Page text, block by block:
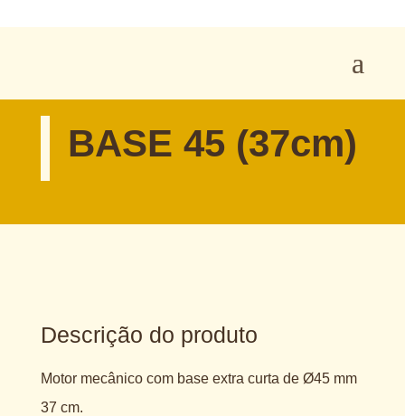
BASE 45 (37cm)
Descrição do produto
Motor mecânico com base extra curta de Ø45 mm
37 cm.